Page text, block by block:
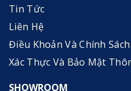
Tin Tức
Liên Hệ
Điều Khoản Và Chính Sách
Xác Thực Và Bảo Mật
SHOWROOM